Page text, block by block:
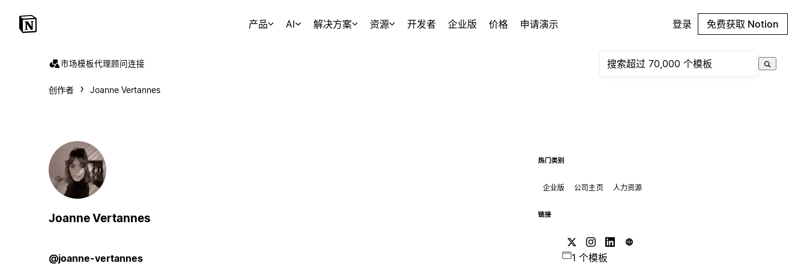
产品 AI 解决方案 资源 开发者 企业版 价格 申请演示 登录 免费获取 Notion
市场模板代理顾问连接
创作者 Joanne Vertannes
Joanne Vertannes
@joanne-vertannes
热门类别
企业版 公司主页 人力资源
链接
1 个模板